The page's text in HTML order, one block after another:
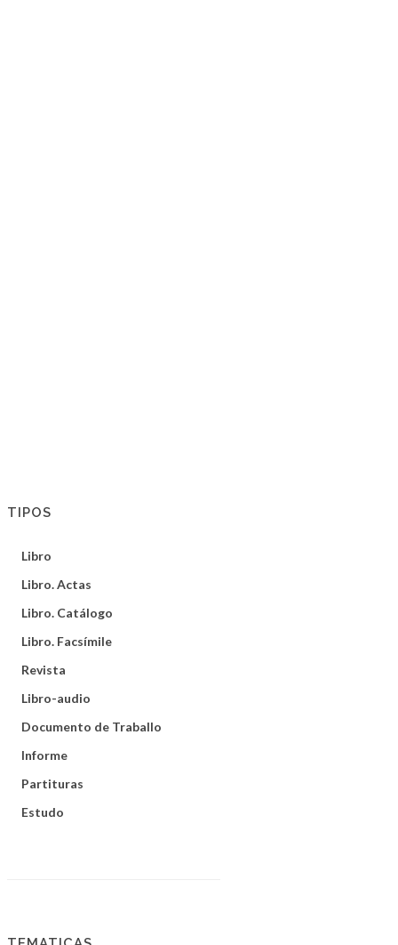
TIPOS
Libro
Libro. Actas
Libro. Catálogo
Libro. Facsímile
Revista
Libro-audio
Documento de Traballo
Informe
Partituras
Estudo